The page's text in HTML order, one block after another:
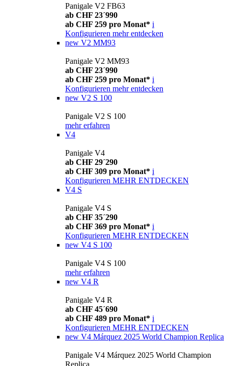
Panigale V2 FB63
ab CHF 23´990
ab CHF 259 pro Monat* i
Konfigurieren mehr entdecken
new V2 MM93
Panigale V2 MM93
ab CHF 23´990
ab CHF 259 pro Monat* i
Konfigurieren mehr entdecken
new V2 S 100
Panigale V2 S 100
mehr erfahren
V4
Panigale V4
ab CHF 29´290
ab CHF 309 pro Monat* i
Konfigurieren MEHR ENTDECKEN
V4 S
Panigale V4 S
ab CHF 35´290
ab CHF 369 pro Monat* i
Konfigurieren MEHR ENTDECKEN
new V4 S 100
Panigale V4 S 100
mehr erfahren
new V4 R
Panigale V4 R
ab CHF 45´690
ab CHF 489 pro Monat* i
Konfigurieren MEHR ENTDECKEN
new V4 Márquez 2025 World Champion Replica
Panigale V4 Márquez 2025 World Champion
Replica